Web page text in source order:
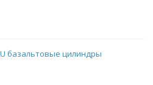
базальтовые цилиндры